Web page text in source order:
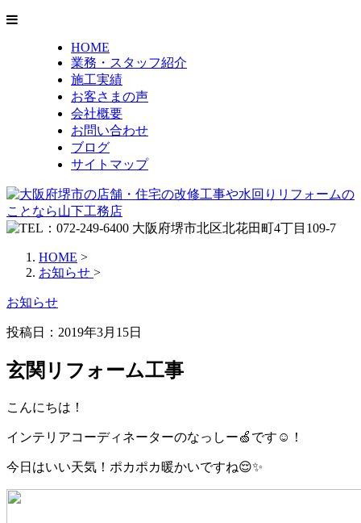
HOME
業務・スタッフ紹介
施工実績
お客さまの声
会社概要
お問い合わせ
ブログ
サイトマップ
HOME >
お知らせ >
お知らせ
投稿日：2019年3月15日
玄関リフォーム工事
こんにちは！
インテリアコーディネーターのなっしー🍏です☺！
今日はいい天気！ポカポカ暖かいですね😌✨